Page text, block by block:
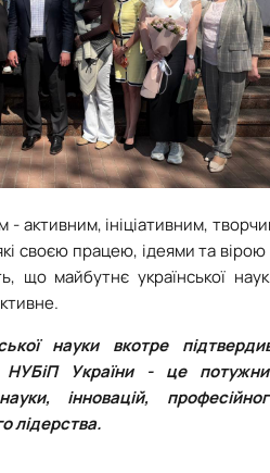
- активним, ініціативним,
своєю працею, ідеями та вірою
що майбутнє української
науки вкотре
НУБіП України - це
інновацій,
лідерства.